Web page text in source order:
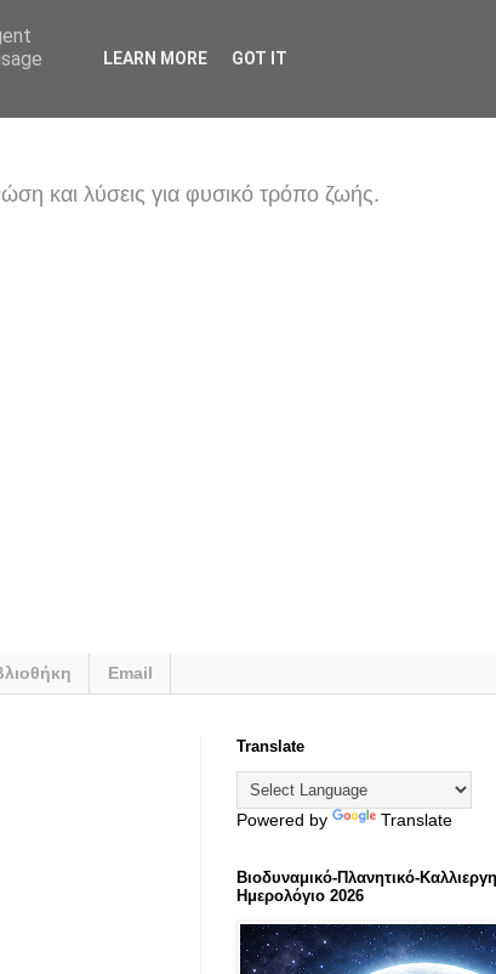
και λύσεις για φυσικό τρόπο ζωής.
Email
Translate
Powered by Translate
Βιοδυναμικό-Πλανητικό-
Ημερολόγιο 2026
LEARN MORE GOT IT